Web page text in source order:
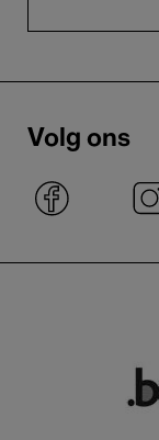
Volg ons